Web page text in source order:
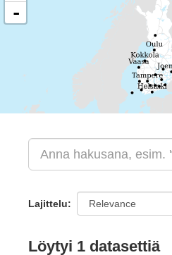
-
Lajittelu
Löytyi 1 datasettiä